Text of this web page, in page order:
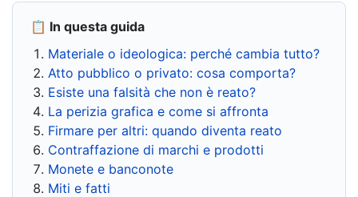
📋 In questa guida
Materiale o ideologica: perché cambia tutto?
Atto pubblico o privato: cosa comporta?
Esiste una falsità che non è reato?
La perizia grafica e come si affronta
Firmare per altri: quando diventa reato
Contraffazione di marchi e prodotti
Monete e banconote
Miti e fatti